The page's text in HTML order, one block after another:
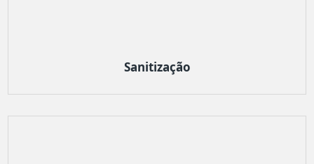
Sanitização